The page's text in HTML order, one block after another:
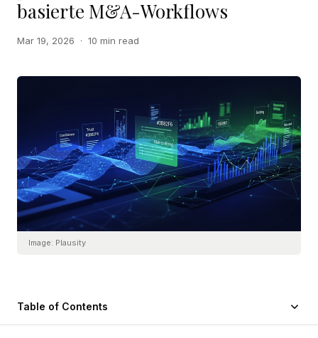
basierte M&A-Workflows
Mar 19, 2026 · 10 min read
Image: Plausity
Table of Contents